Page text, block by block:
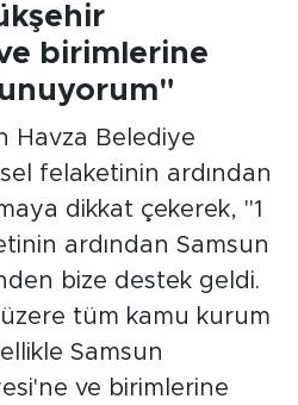
birimlerine
Havza Belediye
felaketinin ardından
dikkat çekerek, "1
ardından Samsun
bize destek geldi.
tüm kamu kurum
Samsun
ve birimlerine